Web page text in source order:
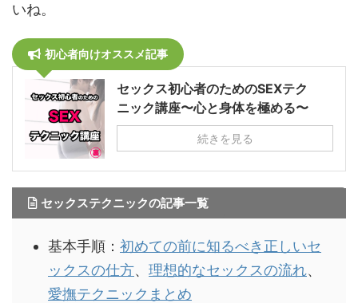
いね。
初心者向けオススメ記事
セックス初心者のためのSEXテク
ニック講座〜心と身体を極める〜
続きを見る
セックステクニックの記事一覧
基本手順： 初めての前に知るべき正しいセ
ックスの仕方、 理想的なセックスの流れ、
愛撫テクニックまとめ